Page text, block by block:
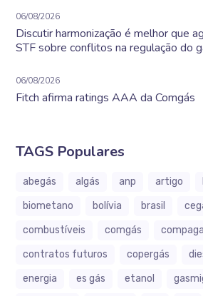
06/08/2026
Discutir harmonização é melhor que
STF sobre conflitos na regulação do
06/08/2026
Fitch afirma ratings AAA da Comgás
TAGS Populares
abegás algás anp artigo
biometano
bolívia brasil
combustíveis
comgás
contratos futuros
copergás
energia
es gás etanol